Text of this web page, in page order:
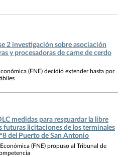
2 investigación sobre asociación
y procesadoras de carne de cerdo
(FNE) decidió extender hasta por
medidas para resguardar la libre
futuras licitaciones de los terminales
del Puerto de San Antonio
(FNE) propuso al Tribunal de